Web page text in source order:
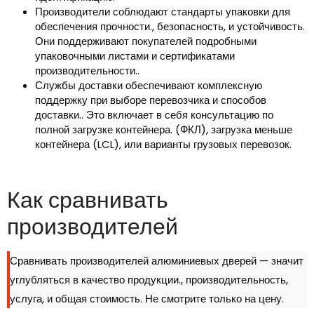
Производители соблюдают стандарты упаковки для
обеспечения прочности., безопасность, и устойчивость.
Они поддерживают покупателей подробными
упаковочными листами и сертификатами
производительности..
Службы доставки обеспечивают комплексную
поддержку при выборе перевозчика и способов
доставки.. Это включает в себя консультацию по
полной загрузке контейнера. (ФКЛ), загрузка меньше
контейнера (LCL), или варианты грузовых перевозок.
Как сравнивать
производителей
Сравнивать производителей алюминиевых дверей — значит
углубляться в качество продукции., производительность,
услуга, и общая стоимость. Не смотрите только на цену.